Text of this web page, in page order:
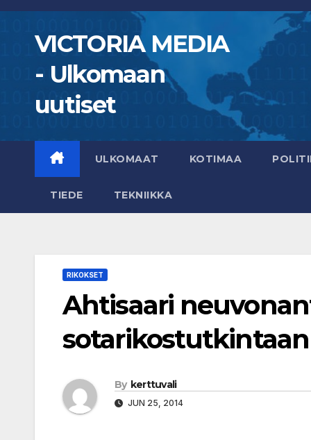
Skip
contentVICTORIA MEDIA
- Ulkomaan
uutiset
ULKOMAAT KOTIMAA
TIEDE TEKNIIKKA
RIKOKSET
Ahtisaari
sotarikostutkintaan
By kerttuvali
JUN 25, 2014